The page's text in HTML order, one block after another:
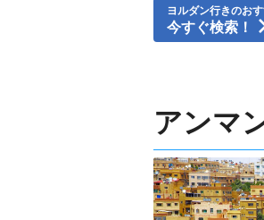
ヨルダン行きのお
今すぐ検索！
アンマ